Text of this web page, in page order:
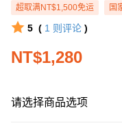
超取满NT$1,500免运 国
5 ( 1 则评论 )
NT$1,280
请选择商品选项